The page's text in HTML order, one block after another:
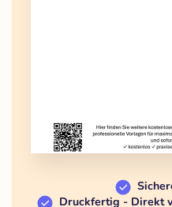
Druckfertig - Direkt